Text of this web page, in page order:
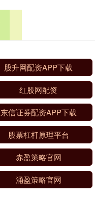
股升网配资APP下载
红股网配资
东信证券配资APP下载
股票杠杆原理平台
赤盈策略官网
涌盈策略官网